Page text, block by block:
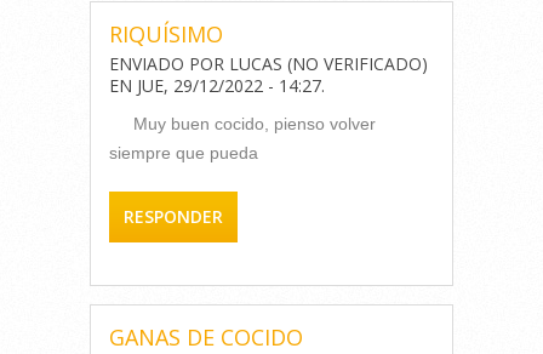
RIQUÍSIMO
ENVIADO POR LUCAS (NO VERIFICADO)
EN JUE, 29/12/2022 - 14:27.
Muy buen cocido, pienso volver
siempre que pueda
RESPONDER
GANAS DE COCIDO